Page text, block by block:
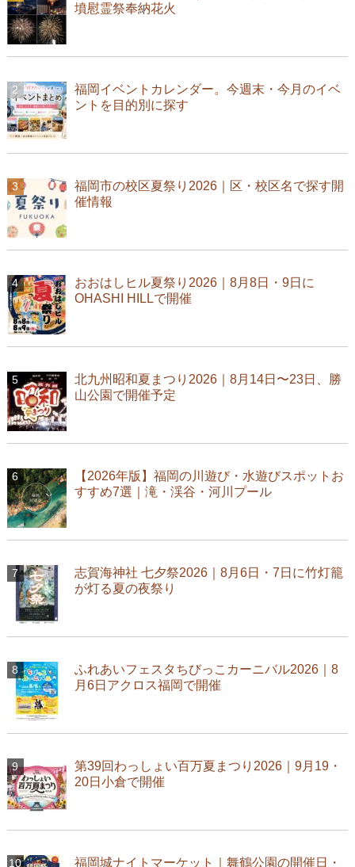
墳慰霊祭奉納花火
福岡イベントカレンダー。今週末・今月のイベ
ントを目的別に探す
福岡市の校区夏祭り2026｜区・校区名で探す開
催情報
おおはしヒル夏祭り2026｜8月8日・9日に
OHASHI HILLで開催
北九州昭和夏まつり2026｜8月14日〜23日、勝
山公園で開催予定
【2026年版】福岡の川遊び・水遊びスポットお
すすめ7選｜滝・渓谷・河川プール
志賀海神社 七夕祭2026｜8月6日・7日に竹灯籠
が灯る夏の夜祭り
ふれあいフェスタちびっこカーニバル2026｜8
月6日アクロス福岡で開催
第39回わっしょい百万夏まつり2026｜9月19・
20日小倉で開催
福岡城ナイトマーケット｜舞鶴公園の開催日・